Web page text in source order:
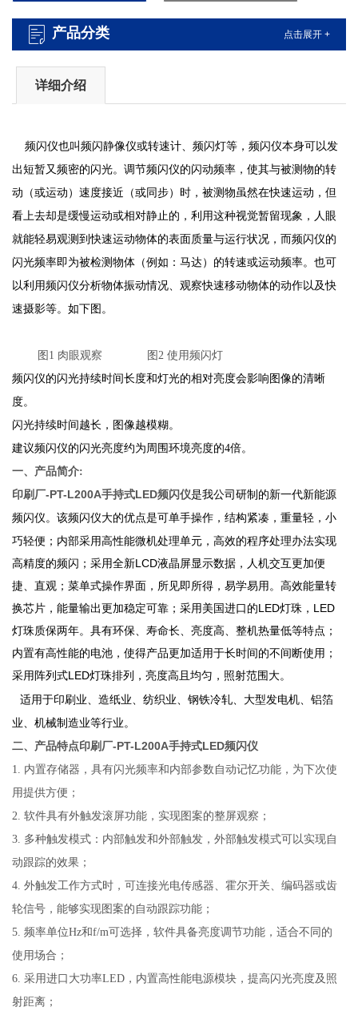
产品分类 点击展开 +
详细介绍
频闪仪也叫频闪静像仪或转速计、频闪灯等，频闪仪本身可以发
出短暂又频密的闪光。调节频闪仪的闪动频率，使其与被测物的转
动（或运动）速度接近（或同步）时，被测物虽然在快速运动，但
看上去却是缓慢运动或相对静止的，利用这种视觉暂留现象，人眼
就能轻易观测到快速运动物体的表面质量与运行状况，而频闪仪的
闪光频率即为被检测物体（例如：马达）的转速或运动频率。也可
以利用频闪仪分析物体振动情况、观察快速移动物体的动作以及快
速摄影等。如下图。
图1 肉眼观察
图2 使用频闪灯
频闪仪的闪光持续时间长度和灯光的相对亮度会影响图像的清晰
度。
闪光持续时间越长，图像越模糊。
建议频闪仪的闪光亮度约为周围环境亮度的4倍。
一、产品简介:
印刷厂-PT-L200A手持式LED频闪仪是我公司研制的新一代新能源
频闪仪。该频闪仪大的优点是可单手操作，结构紧凑，重量轻，小
巧轻便；内部采用高性能微机处理单元，高效的程序处理办法实现
高精度的频闪；采用全新LCD液晶屏显示数据，人机交互更加便
捷、直观；菜单式操作界面，所见即所得，易学易用。高效能量转
换芯片，能量输出更加稳定可靠；采用美国进口的LED灯珠，LED
灯珠质保两年。具有环保、寿命长、亮度高、整机热量低等特点；
内置有高性能的电池，使得产品更加适用于长时间的不间断使用；
采用阵列式LED灯珠排列，亮度高且均匀，照射范围大。
适用于印刷业、造纸业、纺织业、钢铁冷轧、大型发电机、铝箔
业、机械制造业等行业。
二、产品特点印刷厂-PT-L200A手持式LED频闪仪
1. 内置存储器，具有闪光频率和内部参数自动记忆功能，为下次使
用提供方便；
2. 软件具有外触发滚屏功能，实现图案的整屏观察；
3. 多种触发模式：内部触发和外部触发，外部触发模式可以实现自
动跟踪的效果；
4. 外触发工作方式时，可连接光电传感器、霍尔开关、编码器或齿
轮信号，能够实现图案的自动跟踪功能；
5. 频率单位Hz和f/m可选择，软件具备亮度调节功能，适合不同的
使用场合；
6. 采用进口大功率LED，内置高性能电源模块，提高闪光亮度及照
射距离；